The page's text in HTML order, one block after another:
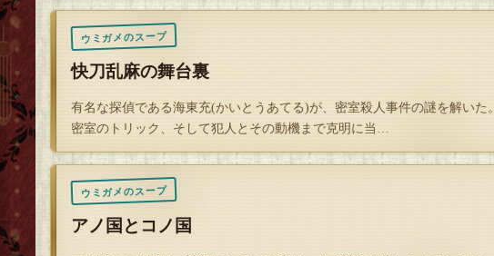
ウミガメのスープ
快刀乱麻の舞台裏
有名な探偵である海東充(かいとうあてる)が、密室殺人事件の謎を解いた
密室のトリック、そして犯人とその動機まで克明に当…
ウミガメのスープ
アノ国とコノ国